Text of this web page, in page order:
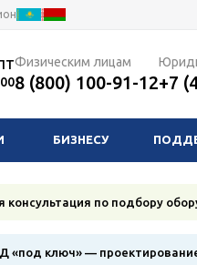
Физическим лицам
8 (800) 100-91-12+7
БИЗНЕСУ
консультация по подбору
«под ключ» —